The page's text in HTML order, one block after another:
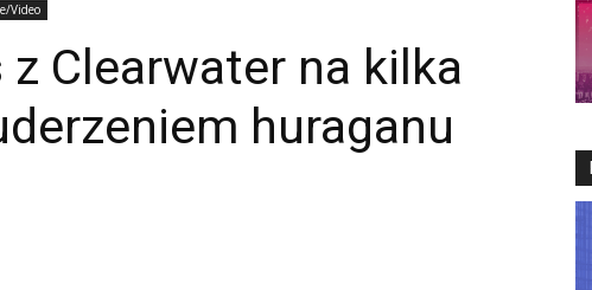
Video
z Clearwater na kilka
huraganu